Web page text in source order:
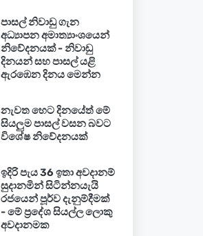
පාසල් නිවාඩු ගැන
අධ්‍යාපන අමාත්‍යාංශයෙන්
නිවේදනයක් - නිවාඩු
දිනයන් සහ පාසල් යළි
ඇරඹෙන දිනය මෙන්න
නැවත හෙට දිනයේත් මේ
සියලුම පාසල් වසන බවට
විශේෂ නිවේදනයක්
ඉදිරි පැය 36 ඉතා අවදානම්
සුදානමින් සිටින්නයැයි
රජයෙන් පූර්ව දැනුම්දීමක්
- මේ ප්‍රදේශ සියල්ල ලොකු
අවදානමක